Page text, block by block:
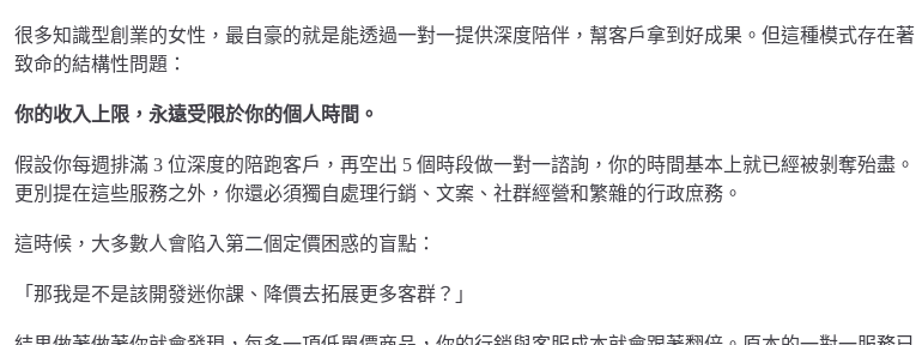
很多知識型創業的女性，最自豪的就是能透過一對一提供深度陪伴，幫客戶拿到好成果。但這種模式存在著
致命的結構性問題：
你的收入上限，永遠受限於你的個人時間。
假設你每週排滿 3 位深度的陪跑客戶，再空出 5 個時段做一對一諮詢，你的時間基本上就已經被剝奪殆盡。
更別提在這些服務之外，你還必須獨自處理行銷、文案、社群經營和繁雜的行政庶務。
這時候，大多數人會陷入第二個定價困惑的盲點：
「那我是不是該開發迷你課、降價去拓展更多客群？」